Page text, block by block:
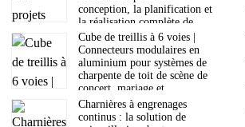
conception, la planification et
la réalisation complète de
votre projet
Cube de treillis à 6 voies |
Connecteurs modulaires en
aluminium pour systèmes de
charpente de toit de scène de
concert, mariage et
exposition
Charnières à engrenages
continus : la solution de